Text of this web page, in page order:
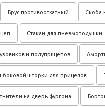
Брус противооткатный Скоба
Стакан для пневмоподушки
и полуприцепов
боковой шторки для прицепов
на дверь фургона